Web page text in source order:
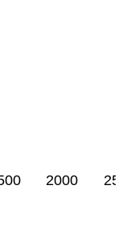
2000